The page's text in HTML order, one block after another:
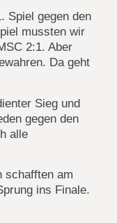
Spiel gegen den
mussten wir
2:1. Aber
Da geht
Sieg und
gegen den
alle
schafften am
ins Finale.